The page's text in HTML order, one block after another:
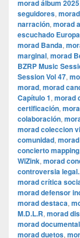
morad álbum 2025
seguidores,
narración, morad
escuchado Europa
morad Banda,
marginal, morad
BZRP Music
Session Vol 47,
morad, morad
Capítulo 1, morad
certificación,
colaboración,
morad coleccion
comunidad,
concierto mapping
WiZink, morad
controversia legal.
morad crítica
morad defensor
morad destaca,
M.D.L.R, morad
morad
morad duetos,